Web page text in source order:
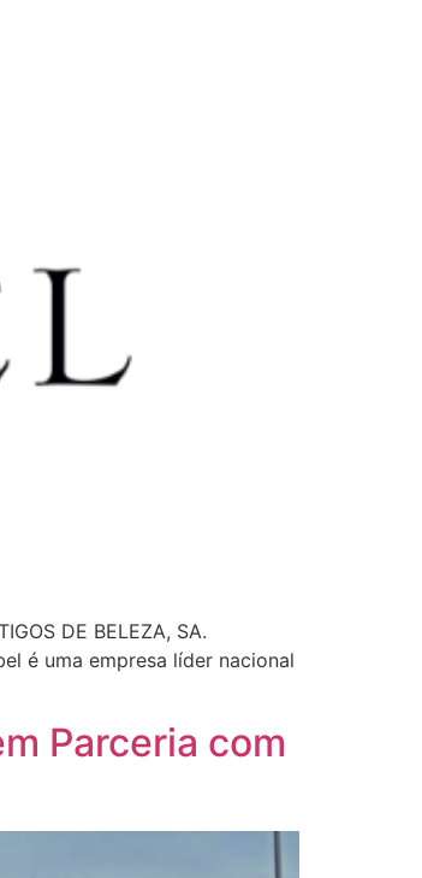
DE BELEZA, SA.
é uma empresa líder nacional
Parceria com